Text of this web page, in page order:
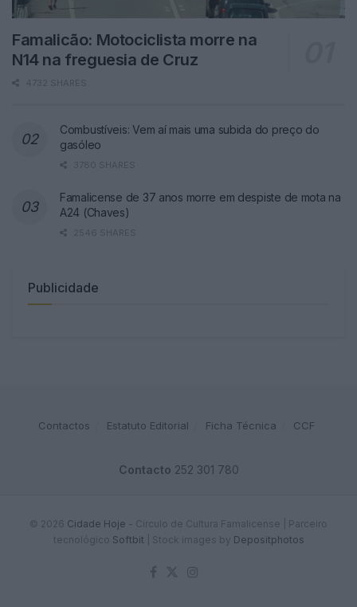
Famalicão: Motociclista morre na
N14 na freguesia de Cruz
4732 SHARES
Combustíveis: Vem aí mais uma subida do preço do
gasóleo
3780 SHARES
Famalicense de 37 anos morre em despiste de mota na
A24 (Chaves)
2546 SHARES
Publicidade
Contactos Estatuto Editorial Ficha Técnica CCF
Contacto 252 301 780
© 2026 Cidade Hoje - Circulo de Cultura Famalicense | Parceiro
tecnológico Softbit Stock images by Depositphotos